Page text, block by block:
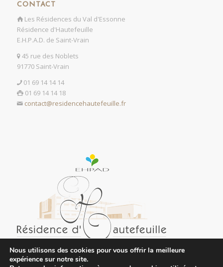
CONTACT
Les Résidences du Val d'Essonne
Résidence d'Hautefeuille
E.H.P.A.D. de Saint-Vrain
45 rue des Noblets
91770 Saint-Vrain
01 69 14 14 14
01 69 14 14 18
contact@residencehautefeuille.fr
Nous utilisons des cookies pour vous offrir la meilleure
expérience sur notre site.